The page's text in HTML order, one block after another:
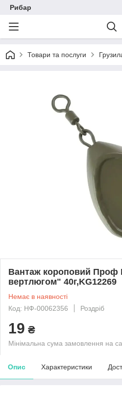
Рибар
Товари та послуги
Вантаж короповий Проф
вертлюгом" 40г,KG12269
Немає в наявності
Код: НФ-00062356
Роздріб
19 ₴
Мінімальна сума замовлення на
Опис Характеристики